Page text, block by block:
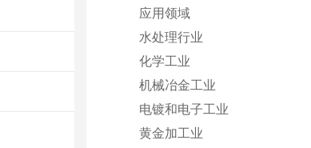
应用领域
水处理行业
化学工业
机械冶金工业
电镀和电子工业
黄金加工业